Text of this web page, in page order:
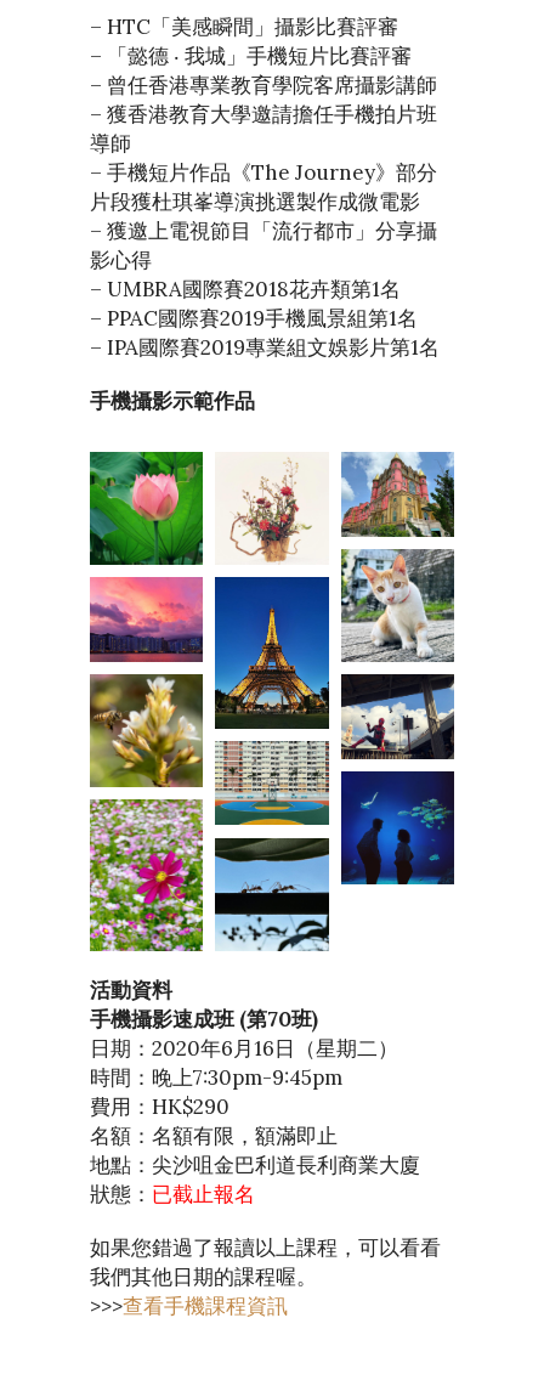
– HTC「美感瞬間」攝影比賽評審
– 「懿德 ‧ 我城」手機短片比賽評審
– 曾任香港專業教育學院客席攝影講師
– 獲香港教育大學邀請擔任手機拍片班
導師
– 手機短片作品《The Journey》部分
片段獲杜琪峯導演挑選製作成微電影
– 獲邀上電視節目「流行都市」分享攝
影心得
– UMBRA國際賽2018花卉類第1名
– PPAC國際賽2019手機風景組第1名
– IPA國際賽2019專業組文娛影片第1名
手機攝影示範作品
活動資料
手機攝影速成班 (第70班)
日期：2020年6月16日（星期二）
時間：晚上7:30pm-9:45pm
費用：HK$290
名額：名額有限，額滿即止
地點：尖沙咀金巴利道長利商業大廈
狀態： 已截止報名
如果您錯過了報讀以上課程，可以看看
我們其他日期的課程喔。
>>>查看手機課程資訊